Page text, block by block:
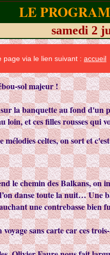
LE
samedi 2
page via le lien suivant : accueil
sol majeur !
la banquette au fond d'un
loin, et ces filles rousses
mélodies celtes, on sort et
le chemin des Balkans, on
danse toute la nuit… Une
une contrebasse bien
sans carte car ces